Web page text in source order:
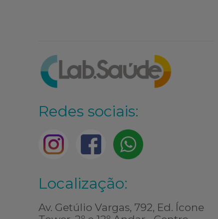
Redes sociais:
Localização:
Av. Getúlio Vargas, 792, Ed. Ícone